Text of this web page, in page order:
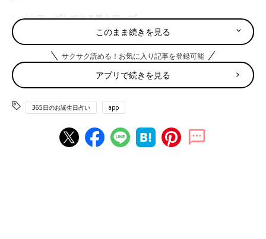
レベルアップしてやる気もアップ
要領がよく、すぐにコツをつかむタイプ。実力に合わせてレベル
アップして、やる気と充実感を与えてあげて。
石炭の日（クリーンコール・デー） 国民栄誉賞の日
修★たまひよ365日のお誕生日占い
このまま続きを見る
サクサク読める！お気に入り記事を登録可能
アプリで続きを見る
365日のお誕生日占い app